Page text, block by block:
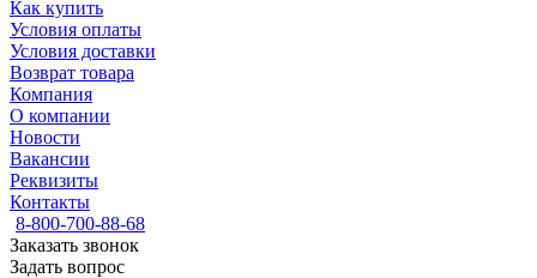
Как купить
Условия оплаты
Условия доставки
Возврат товара
Компания
О компании
Новости
Вакансии
Реквизиты
Контакты
8-800-700-88-68
Заказать звонок
Задать вопрос